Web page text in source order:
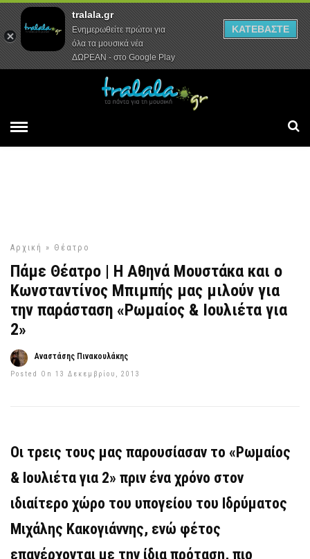
Αρχική Συνεντεύξεις Ρεπορτάζ
Αρχική » Θέατρο
Πάμε Θέατρο | Η Αθηνά Μουστάκα και ο
Κωνσταντίνος Μπιμπής μας μιλούν για
την παράσταση «Ρωμαίος & Ιουλιέτα για
2»
Αναστάσης Πινακουλάκης
Posted On 13 Δεκεμβρίου, 2013
Οι τρεις τους μας παρουσίασαν το «Ρωμαίος
& Ιουλιέτα για 2» πριν ένα χρόνο στον
ιδιαίτερο χώρο του υπογείου του Ιδρύματος
Μιχάλης Κακογιάννης, ενώ φέτος
επανέρχονται με την ίδια πρόταση, πιο
tralala.gr
Ενημερωθείτε πρώτοι για
όλα τα μουσικά νέα
ΔΩΡΕΑΝ - στο Google Play
ΚΑΤΕΒΑΣΤΕ